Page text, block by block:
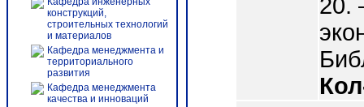
конструкций,
строительных технологий
и материалов
Кафедра менеджмента и
территориального
развития
Кафедра менеджмента
качества и инноваций
20.